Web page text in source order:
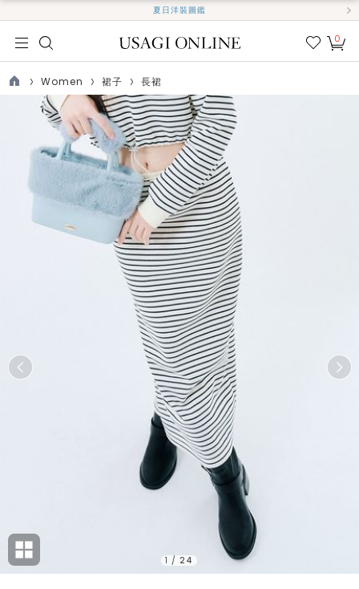
夏日洋裝圖鑑
我的
0
Women 裙子 長裙
1 / 24